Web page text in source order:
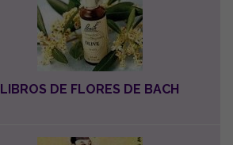
LIBROS DE FLORES DE BACH